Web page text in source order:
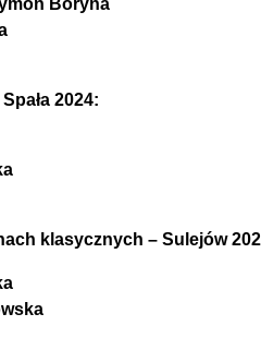
2024:
klasycznych – Sulejów